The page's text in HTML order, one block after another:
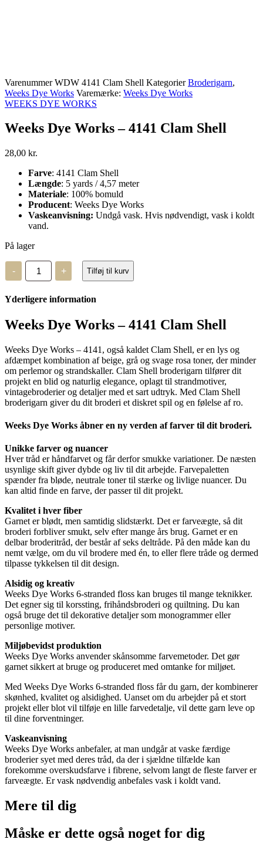
VarenummerWDW 4141 Clam Shell Kategorier Broderigarn,
Weeks Dye Works Varemærke: Weeks Dye Works
WEEKS DYE WORKS
Weeks Dye Works – 4141 Clam Shell
28,00 kr.
Farve: 4141 Clam Shell
Længde: 5 yards / 4,57 meter
Materiale: 100% bomuld
Producent: Weeks Dye Works
Vaskeanvisning: Undgå vask. Hvis nødvendigt, vask i koldt
vand.
På lager
-
Weeks
Dye
Works
4141
Shell
antal
+ Tilføj til kurv
Yderligere information
Weeks Dye Works – 4141 Clam Shell
Weeks Dye Works – 4141, også kaldet Clam Shell, er en lys og
afdæmpet kombination af beige, grå og svage rosa toner, der minder
om perlemor og strandskaller. Clam Shell broderigarn tilfører dit
projekt en blid og naturlig elegance, oplagt til strandmotiver,
vintagebroderier og detaljer med et sart udtryk. Med Clam Shell
broderigarn giver du dit broderi et diskret spil og en følelse af ro.
Weeks Dye Works åbner en ny verden af farver til dit broderi.
Unikke farver og nuancer
Hver tråd er håndfarvet og får derfor smukke variationer. De næsten
usynlige skift giver dybde og liv til dit arbejde. Farvepaletten
spænder fra bløde, neutrale toner til stærke og livlige nuancer. Du
kan altid finde en farve, der passer til dit projekt.
Kvalitet i hver fiber
Garnet er blødt, men samtidig slidstærkt. Det er farveægte, så dit
broderi forbliver smukt, selv efter mange års brug. Garnet er en
delbar broderitråd, der består af seks deltråde. På den måde kan du
nemt vælge, om du vil brodere med én, to eller flere tråde og dermed
tilpasse tykkelsen til dit design.
Alsidig og kreativ
Weeks Dye Works 6-stranded floss kan bruges til mange teknikker.
Det egner sig til korssting, frihåndsbroderi og quiltning. Du kan
også bruge det til dekorative detaljer som monogrammer eller
personlige motiver.
Miljøbevidst produktion
Weeks Dye Works anvender skånsomme farvemetoder. Det gør
garnet sikkert at bruge og produceret med omtanke for miljøet.
Med Weeks Dye Works 6-stranded floss får du garn, der kombinerer
skønhed, kvalitet og alsidighed. Uanset om du arbejder på et stort
projekt eller blot vil tilføje en lille farvedetalje, vil dette garn leve op
til dine forventninger.
Vaskeanvisning
Weeks Dye Works anbefaler, at man undgår at vaske færdige
broderier syet med deres tråd, da der i sjældne tilfælde kan
forekomme overskudsfarve i fibrene, selvom langt de fleste farver er
farveægte. Er vask nødvendig anbefales vask i koldt vand.
Mere til dig
Måske er dette også noget for dig